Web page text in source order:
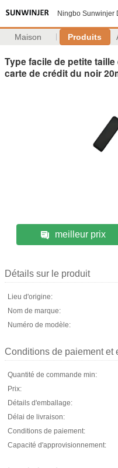
Ningbo Sunwinjer
Maison Produits
Type facile de petite
carte de crédit du noir
meilleur prix
Détails sur le produit
Lieu d'origine:
Nom de marque:
Numéro de modèle:
Conditions de paiement et
Quantité de commande min:
Prix:
Détails d'emballage:
Délai de livraison:
Conditions de paiement:
Capacité d'approvisionnement: